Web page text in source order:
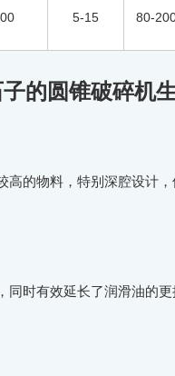
5-15 80-
的圆锥破碎机
高的物料，特别深腔设计
同时有效延长了润滑油的